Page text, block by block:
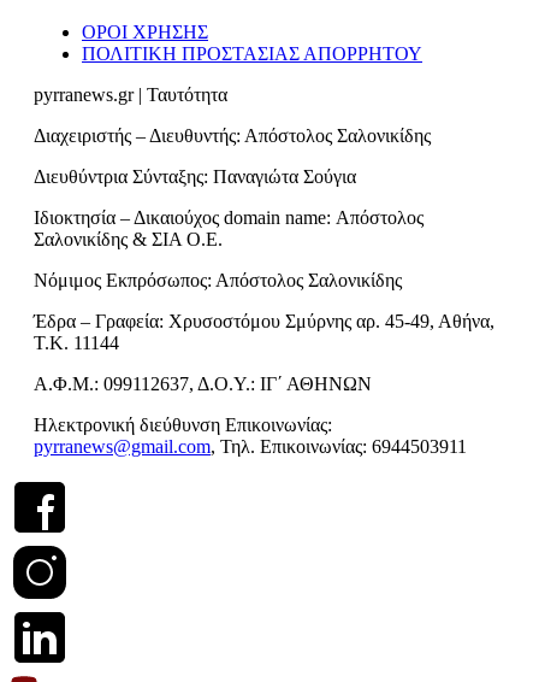
ΟΡΟΙ ΧΡΗΣΗΣ
ΠΟΛΙΤΙΚΗ ΠΡΟΣΤΑΣΙΑΣ ΑΠΟΡΡΗΤΟΥ
pyrranews.gr | Ταυτότητα
Διαχειριστής – Διευθυντής: Απόστολος Σαλονικίδης
Διευθύντρια Σύνταξης: Παναγιώτα Σούγια
Ιδιοκτησία – Δικαιούχος domain name: Απόστολος
Σαλονικίδης & ΣΙΑ Ο.Ε.
Νόμιμος Εκπρόσωπος: Απόστολος Σαλονικίδης
Έδρα – Γραφεία: Χρυσοστόμου Σμύρνης αρ. 45-49, Αθήνα,
Τ.Κ. 11144
Α.Φ.Μ.: 099112637, Δ.Ο.Υ.: ΙΓ΄ ΑΘΗΝΩΝ
Ηλεκτρονική διεύθυνση Επικοινωνίας:
pyrranews@gmail.com, Τηλ. Επικοινωνίας: 6944503911